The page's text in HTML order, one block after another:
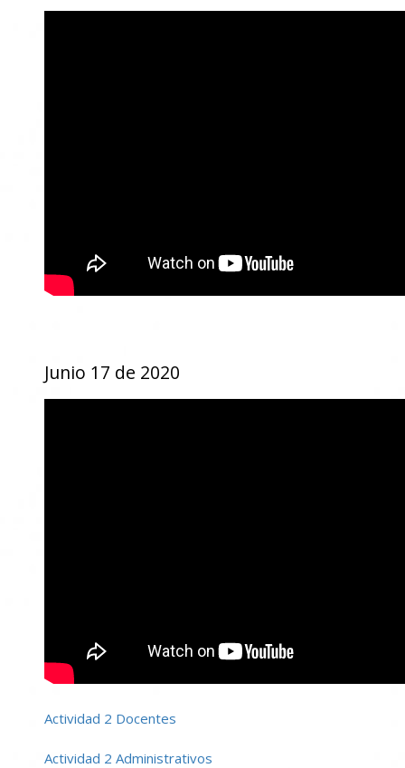
Junio 17 de 2020
Actividad 2 Docentes
Actividad 2 Administrativos